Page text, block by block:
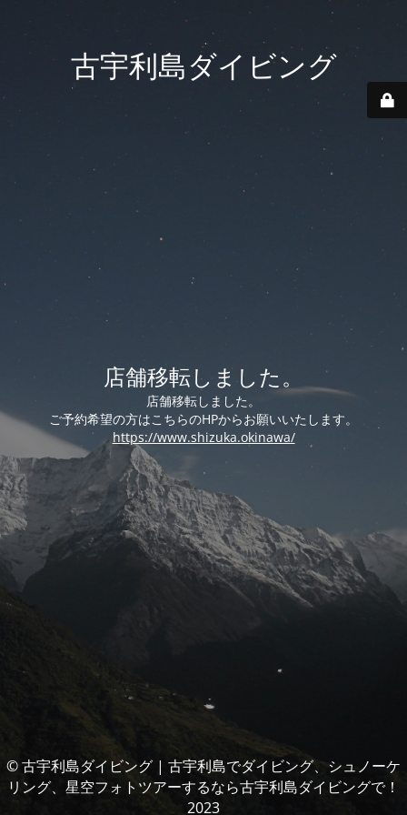
古宇利島ダイビング
店舗移転しました。
店舗移転しました。
ご予約希望の方はこちらのHPからお願いいたします。
https://www.shizuka.okinawa/
© 古宇利島ダイビング | 古宇利島でダイビング、シュノーケ
リング、星空フォトツアーするなら古宇利島ダイビングで！
2023